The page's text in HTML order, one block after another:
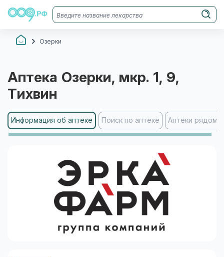
Озерки
Аптека Озерки, мкр. 1, 9,
Тихвин
Информация об аптеке Поиск по аптеке Аптеки рядом